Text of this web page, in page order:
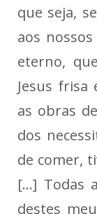
que seja,
aos
eterno,
Jesus frisa
as obras
dos
de comer,
[…] Todas
destes